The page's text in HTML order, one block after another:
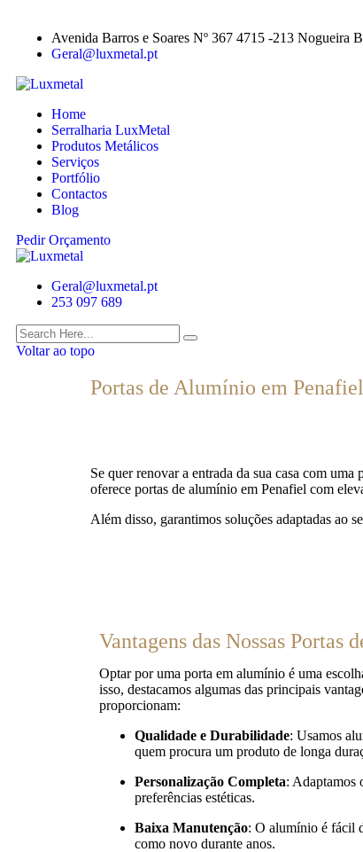
Avenida Barros e Soares Nº 367 4715 -213 Nogueira
Geral@luxmetal.pt
Home
Serralharia LuxMetal
Produtos Metálicos
Serviços
Portfólio
Contactos
Blog
Pedir Orçamento
Geral@luxmetal.pt
253 097 689
Voltar ao topo
Portas de Alumínio em
Se quer renovar a entrada da sua casa com
oferece portas de alumínio em Penafiel com
Além disso, garantimos soluções adaptadas ao
Vantagens das Nossas Portas
Optar por uma porta em alumínio é uma
isso, destacamos algumas das principais
proporcionam:
Qualidade e Durabilidade: Usamos
quem procura um produto de longa
Personalização Completa: Adaptamos
preferências estéticas.
Baixa Manutenção: O alumínio é fácil
como novo durante anos.